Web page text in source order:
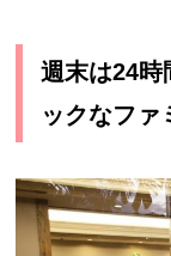
週末は24時
ックなファ